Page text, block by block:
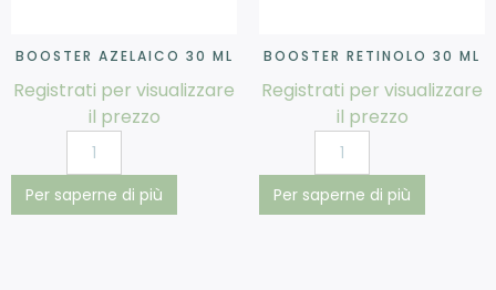
BOOSTER AZELAICO 30 ML
Registrati per visualizzare
il prezzo
Per saperne di più
BOOSTER RETINOLO 30 ML
Registrati per visualizzare
il prezzo
Per saperne di più